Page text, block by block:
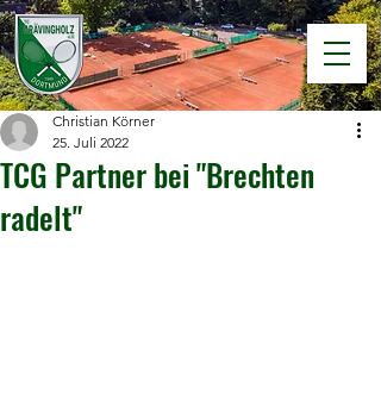
TCG Partner bei "Brechten
radelt"
Christian Körner
25. Juli 2022